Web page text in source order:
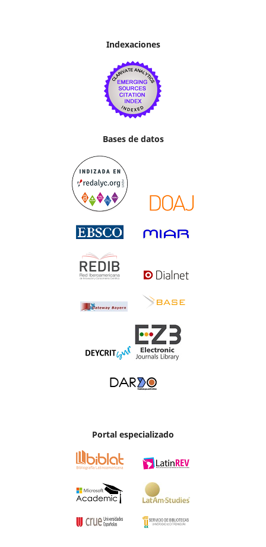
Indexaciones
Bases de datos
Portal especializado